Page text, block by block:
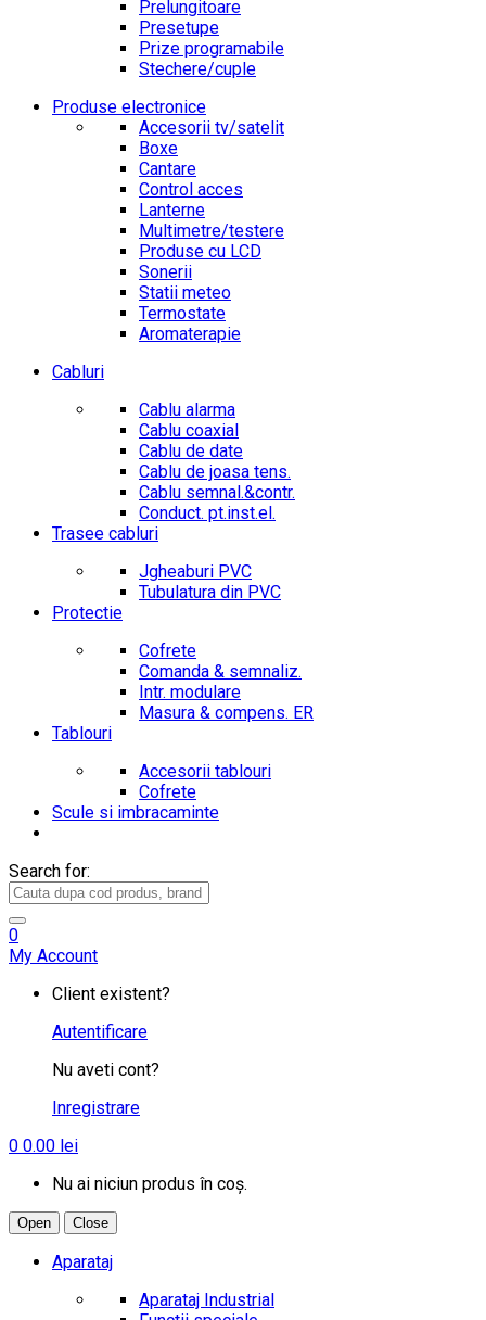
Prelungitoare
Presetupe
Prize programabile
Stechere/cuple
Produse electronice
Accesorii tv/satelit
Boxe
Cantare
Control acces
Lanterne
Multimetre/testere
Produse cu LCD
Sonerii
Statii meteo
Termostate
Aromaterapie
Cabluri
Cablu alarma
Cablu coaxial
Cablu de date
Cablu de joasa tens.
Cablu semnal.&contr.
Conduct. pt.inst.el.
Trasee cabluri
Jgheaburi PVC
Tubulatura din PVC
Protectie
Cofrete
Comanda & semnaliz.
Intr. modulare
Masura & compens. ER
Tablouri
Accesorii tablouri
Cofrete
Scule si imbracaminte
Search for:
0
My Account
Client existent?
Autentificare
Nu aveti cont?
Inregistrare
0 0.00 lei
Nu ai niciun produs în coș.
Open Close
Aparataj
Aparataj Industrial